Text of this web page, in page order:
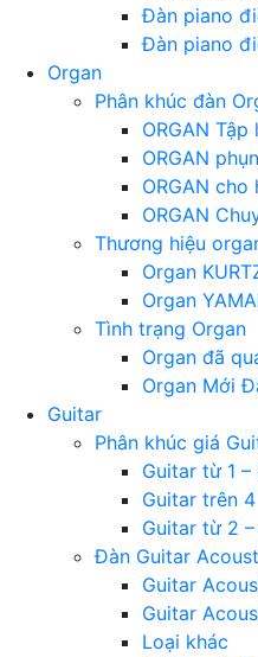
Đàn piano
Đàn piano
Organ
Phân khúc đàn
ORGAN Tập
ORGAN
ORGAN cho
ORGAN
Thương hiệu
Organ
Organ
Tình trạng Organ
Organ đã
Organ Mới
Guitar
Phân khúc giá
Guitar từ 1 –
Guitar trên
Guitar từ 2
Đàn Guitar
Guitar
Guitar
Loại khác